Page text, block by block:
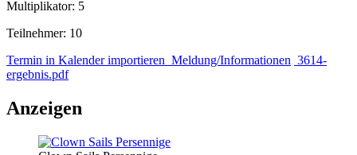
Multiplikator: 5
Teilnehmer: 10
Termin in Kalender importieren Meldung/Informationen 3614-
ergebnis.pdf
Anzeigen